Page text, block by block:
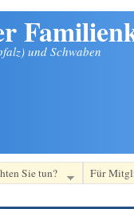
und Schwaben
Sie tun? Für